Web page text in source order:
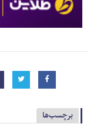
برچسب‌ها